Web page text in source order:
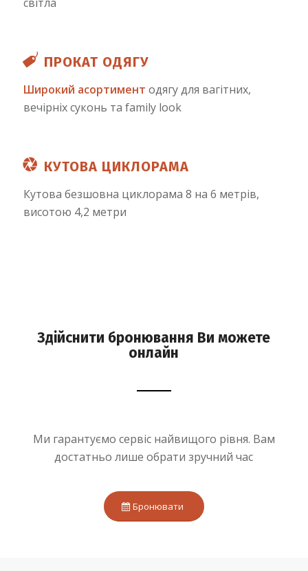
ПРОКАТ ОДЯГУ
Широкий асортимент одягу для вагітних,
вечірніх суконь та family look
КУТОВА ЦИКЛОРАМА
Кутова безшовна циклорама 8 на 6 метрів,
висотою 4,2 метри
Здійснити бронювання Ви можете
онлайн
Ми гарантуємо сервіс найвищого рівня. Вам
достатньо лише обрати зручний час
Бронювати